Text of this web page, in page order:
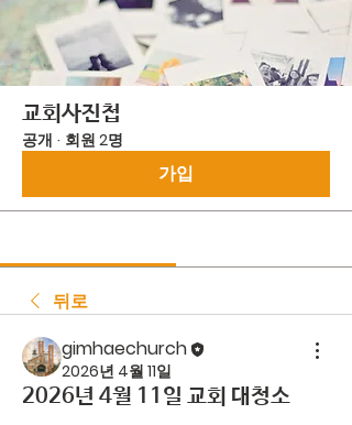
교회사진첩
공개 · 회원 2명
가입
뒤로
gimhaechurch
2026년 4월 11일
2026년 4월 11일 교회 대청소